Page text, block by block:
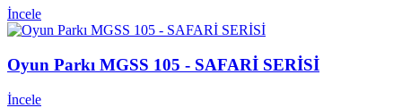
İncele
Oyun Parkı MGSS 105 - SAFARİ SERİSİ
İncele